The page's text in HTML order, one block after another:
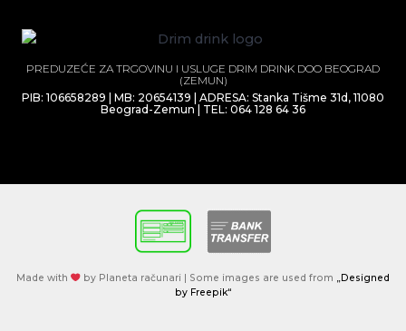
PREDUZEĆE ZA TRGOVINU I USLUGE DRIM DRINK DOO BEOGRAD
(ZEMUN)
PIB: 106658289 | MB: 20654139 | ADRESA: Stanka Tišme 31d, 11080
Beograd-Zemun | TEL: 064 128 64 36
Made with by Planeta računari | Some images are used from „Designed
by Freepik“